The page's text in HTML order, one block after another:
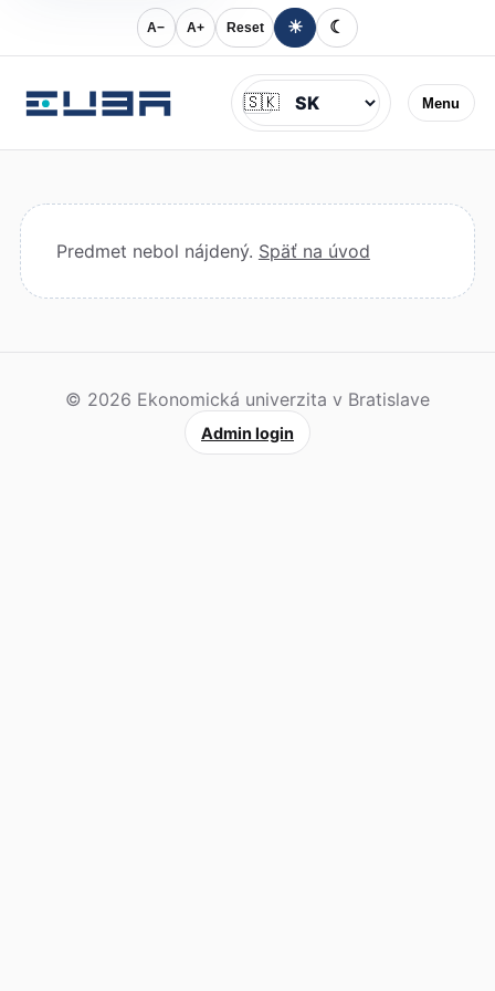
A− A+ Reset ☀ ☾
Menu
Jazyk
🇸🇰
Predmet nebol nájdený. Späť na úvod
© 2026 Ekonomická univerzita v Bratislave
Admin login